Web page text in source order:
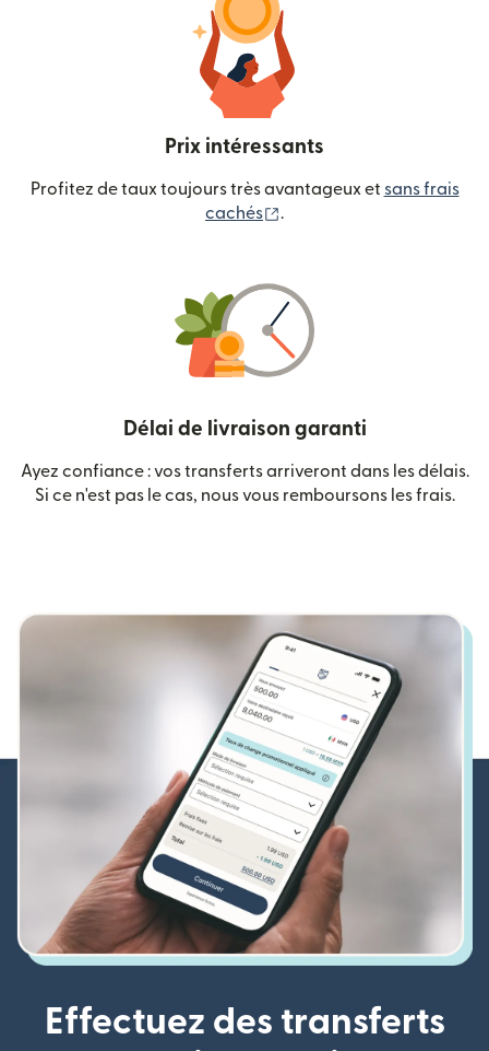
Prix intéressants
Profitez de taux toujours très avantageux et sans frais
cachés
.
Délai de livraison garanti
Ayez confiance : vos transferts arriveront dans les délais.
Si ce n'est pas le cas, nous vous remboursons les frais.
Effectuez des transferts